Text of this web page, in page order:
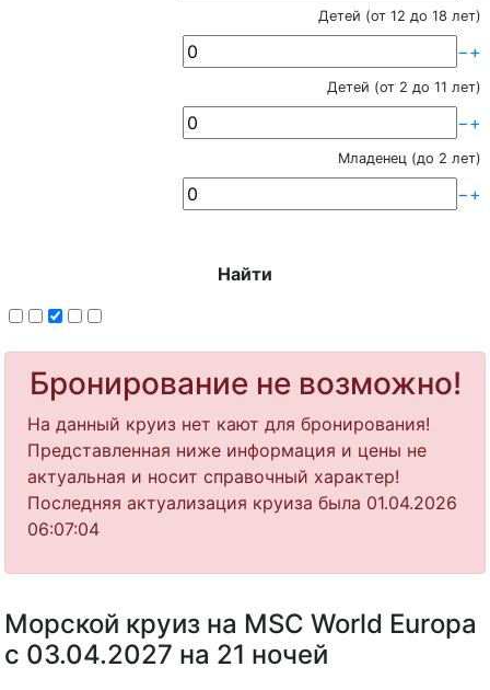
Детей (от 12 до 18 лет)
−+
Детей (от 2 до 11 лет)
−+
Младенец (до 2 лет)
−+
Найти
Бронирование не возможно!
На данный круиз нет кают для бронирования!
Представленная ниже информация и цены не
актуальная и носит справочный характер!
Последняя актуализация круиза была 01.04.2026
06:07:04
Морской круиз на MSC World Europa
с 03.04.2027 на 21 ночей